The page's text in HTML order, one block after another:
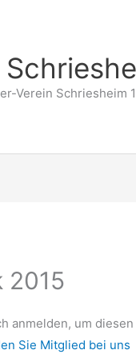
Verein Schriesheim
2015
anmelden, um
Sie Mitglied bei uns